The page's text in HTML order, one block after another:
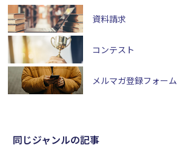
資料請求
コンテスト
メルマガ登録フォーム
同じジャンルの記事